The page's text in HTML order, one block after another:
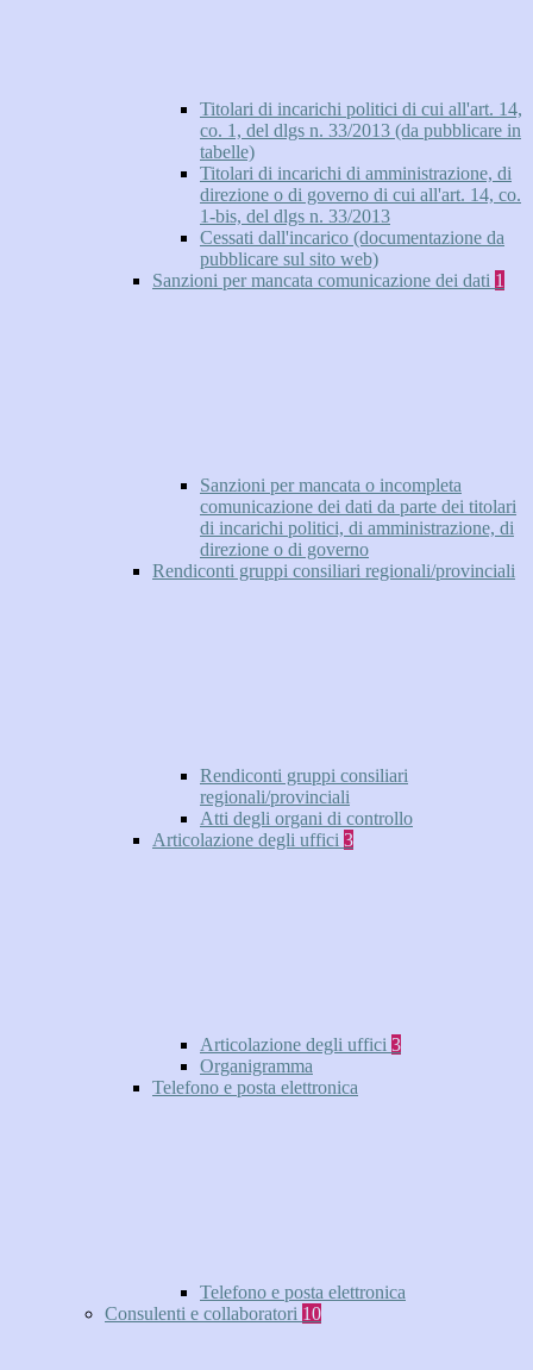
Titolari di incarichi politici di cui all'art. 14,
co. 1, del dlgs n. 33/2013 (da pubblicare in
tabelle)
Titolari di incarichi di amministrazione, di
direzione o di governo di cui all'art. 14, co.
1-bis, del dlgs n. 33/2013
Cessati dall'incarico (documentazione da
pubblicare sul sito web)
Sanzioni per mancata comunicazione dei dati 1
Sanzioni per mancata o incompleta
comunicazione dei dati da parte dei titolari
di incarichi politici, di amministrazione, di
direzione o di governo
Rendiconti gruppi consiliari regionali/provinciali
Rendiconti gruppi consiliari
regionali/provinciali
Atti degli organi di controllo
Articolazione degli uffici 3
Articolazione degli uffici 3
Organigramma
Telefono e posta elettronica
Telefono e posta elettronica
Consulenti e collaboratori 10